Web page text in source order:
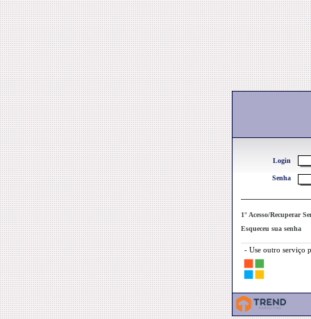
Login
Senha
1° Acesso/Recuperar
Esqueceu sua senha
- Use outro serviço